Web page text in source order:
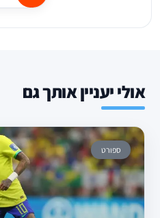
אולי יעניין אותך גם
ספורט